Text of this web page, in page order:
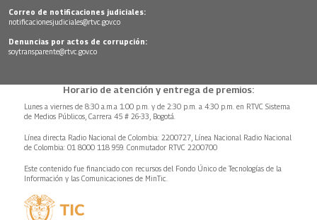
Correo de notificaciones judiciales:
notificacionesjudiciales@rtvc.gov.co
Denuncias por actos de corrupción:
soytransparente@rtvc.gov.co
Horario de atención y entrega de premios:
Lunes a viernes de 8:30 a.m.a 1:00 p.m. y de 2:30 p.m. a 4:30 p.m. en RTVC Sistema
de Medios Públicos, Carrera 45 # 26-33, Bogotá.
Línea directa Radio Nacional de Colombia: 2200727, Línea Nacional Radio Nacional
de Colombia: 01 8000 118 959. Conmutador RTVC 2200700
Este contenido fue financiado con recursos del Fondo Único de Tecnologías de la
Información y las Comunicaciones de MinTic.